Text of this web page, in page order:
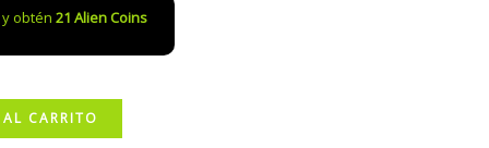
obtén 21 Alien Coins
CARRITO